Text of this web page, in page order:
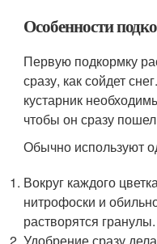
Особенности
Первую подкормку
сразу, как сойдет
кустарник
чтобы он сразу
Обычно используют
Вокруг каждого
нитрофоски и
растворятся гранулы.